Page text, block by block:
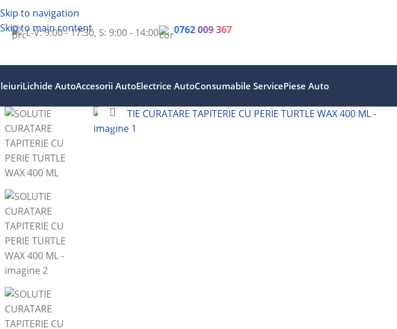
Skip to navigation
Skip to main content
L-V: 9:00 - 17:30, S: 9:00 - 14:00 0762 009 367
Lichide AutoAccesorii AutoElectrice AutoConsumabile ServicePiese Auto
Faceți clic pentru a mări